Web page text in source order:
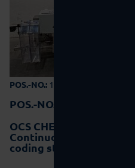
POS.-NO.:10-0222
POS.-NO.:
OCS CHECKWEIGHERS
Continuous
coding station